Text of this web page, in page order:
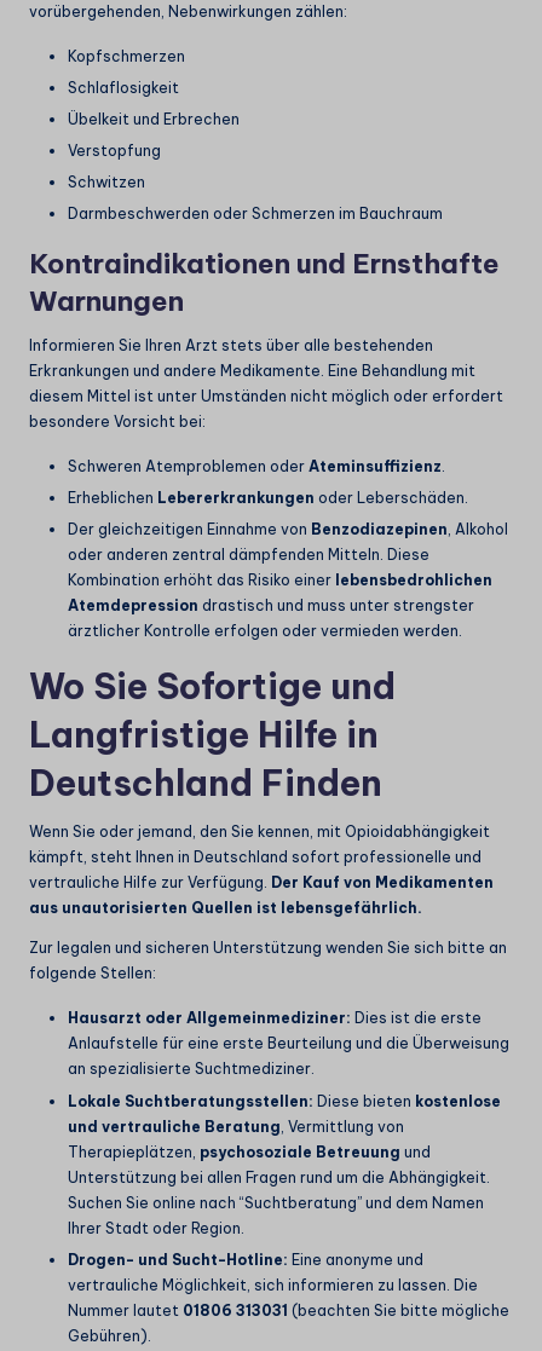
vorübergehenden, Nebenwirkungen zählen:
Kopfschmerzen
Schlaflosigkeit
Übelkeit und Erbrechen
Verstopfung
Schwitzen
Darmbeschwerden oder Schmerzen im Bauchraum
Kontraindikationen und Ernsthafte
Warnungen
Informieren Sie Ihren Arzt stets über alle bestehenden
Erkrankungen und andere Medikamente. Eine Behandlung mit
diesem Mittel ist unter Umständen nicht möglich oder erfordert
besondere Vorsicht bei:
Schweren Atemproblemen oder Ateminsuffizienz
Erheblichen Lebererkrankungen oder Leberschäden.
Der gleichzeitigen Einnahme von Benzodiazepinen , Alkohol
oder anderen zentral dämpfenden Mitteln. Diese
Kombination erhöht das Risiko einer lebensbedrohlichen
Atemdepression drastisch und muss unter strengster
ärztlicher Kontrolle erfolgen oder vermieden werden.
Wo Sie Sofortige und
Langfristige Hilfe in
Deutschland Finden
Wenn Sie oder jemand, den Sie kennen, mit Opioidabhängigkeit
kämpft, steht Ihnen in Deutschland sofort professionelle und
vertrauliche Hilfe zur Verfügung. Der Kauf von Medikamenten
aus unautorisierten Quellen ist lebensgefährlich.
Zur legalen und sicheren Unterstützung wenden Sie sich bitte an
folgende Stellen:
Hausarzt oder Allgemeinmediziner: Dies ist die erste
Anlaufstelle für eine erste Beurteilung und die Überweisung
an spezialisierte Suchtmediziner.
Lokale Suchtberatungsstellen: Diese bieten kostenlose
und vertrauliche Beratung , Vermittlung von
Therapieplätzen, psychosoziale Betreuung und
Unterstützung bei allen Fragen rund um die Abhängigkeit.
Suchen Sie online nach “Suchtberatung” und dem Namen
Ihrer Stadt oder Region.
Drogen- und Sucht-Hotline: Eine anonyme und
vertrauliche Möglichkeit, sich informieren zu lassen. Die
Nummer lautet 01806 313031 (beachten Sie bitte mögliche
Gebühren).